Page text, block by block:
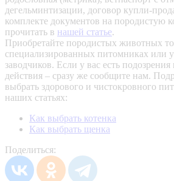
дегельминтизации, договор купли-
комплекте документов на породистую
прочитать в нашей статье.
Приобретайте породистых животных
специализированных питомниках или
заводчиков. Если у вас есть
действия – сразу же сообщите нам.
выбрать здорового и чистокровного
наших статьях:
Как выбрать котенка
Как выбрать щенка
Поделиться: